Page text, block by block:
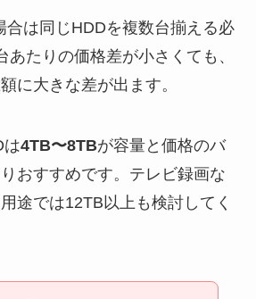
合は同じHDDを複数台揃える必
あたりの価格差が小さくても、
に大きな差が出ます。
は4TB〜8TBが容量と価格のバ
おすすめです。テレビ録画な
途では12TB以上も検討してく